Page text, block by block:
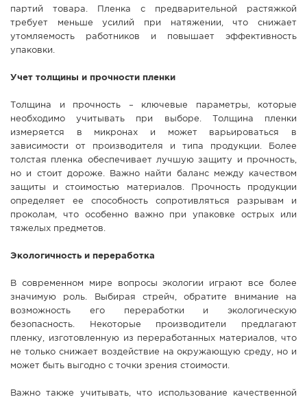
партий товара. Пленка с предварительной растяжкой
требует меньше усилий при натяжении, что снижает
утомляемость работников и повышает эффективность
упаковки.
Учет толщины и прочности пленки
Толщина и прочность – ключевые параметры, которые
необходимо учитывать при выборе. Толщина пленки
измеряется в микронах и может варьироваться в
зависимости от производителя и типа продукции. Более
толстая пленка обеспечивает лучшую защиту и прочность,
но и стоит дороже. Важно найти баланс между качеством
защиты и стоимостью материалов. Прочность продукции
определяет ее способность сопротивляться разрывам и
проколам, что особенно важно при упаковке острых или
тяжелых предметов.
Экологичность и переработка
В современном мире вопросы экологии играют все более
значимую роль. Выбирая стрейч, обратите внимание на
возможность его переработки и экологическую
безопасность. Некоторые производители предлагают
пленку, изготовленную из переработанных материалов, что
не только снижает воздействие на окружающую среду, но и
может быть выгодно с точки зрения стоимости.
Важно также учитывать, что использование качественной